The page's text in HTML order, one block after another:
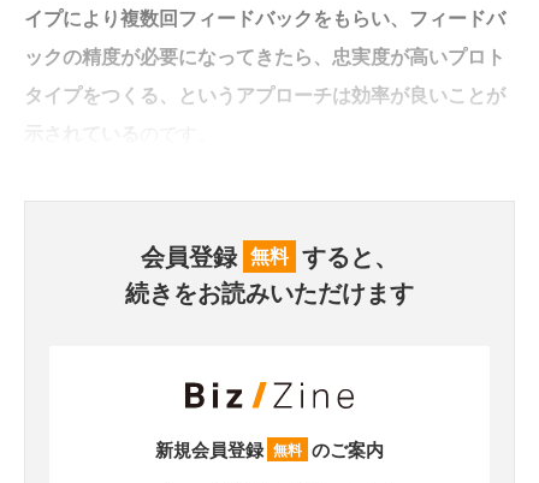
イプにより複数回フィードバックをもらい、フィードバ
ックの精度が必要になってきたら、忠実度が高いプロト
タイプをつくる、というアプローチは効率が良いことが
会員登録 無料 すると、
続きをお読みいただけます
新規会員登録 無料 のご案内